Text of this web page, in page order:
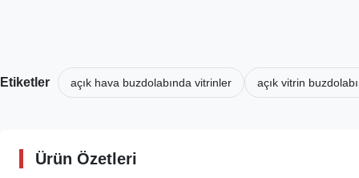
Etiketler açık hava buzdolabında vitrinler açık vitrin
Ürün Özetleri